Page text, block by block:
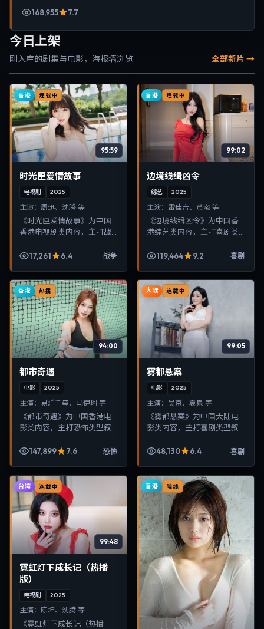
168,955
7.7
今日上架
刚入库的剧集与电影，海报墙浏览 全部新片 →
香港 连载中
95:59
时光匣爱情故事
电视剧 2025
主演： 周迅、沈腾 等
《时光匣爱情故事》为中国
香港电视剧类内容，主打战
面清晰，适合移动端与电视
17,261 6.4 战争
香港 连载中
99:02
边境线缉凶令
综艺 2025
主演： 雷佳音、黄渤 等
《边境线缉凶令》为中国香
港综艺类内容，主打喜剧类
晰，适合移动端与电视端随
119,464 9.2 喜剧
香港 热播
94:00
都市奇遇
电影 2025
主演： 易烊千玺、马伊琍 等
《都市奇遇》为中国香港电
影类内容，主打恐怖类型叙
适合移动端与电视端随时在
147,899 7.6 恐怖
大陆 连载中
99:05
雾都悬案
电影 2025
主演： 吴京、袁泉 等
《雾都悬案》为中国大陆电
影类内容，主打喜剧类型叙
适合移动端与电视端随时在
48,130 6.4 喜剧
台湾 连载中
99:48
霓虹灯下成长记（热播
版）
电视剧 2025
主演： 陈坤、沈腾 等
《霓虹灯下成长记（热播
香港 院线